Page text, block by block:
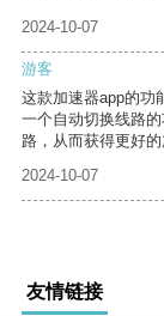
2024-10-07
游客
这款加速器app的功
一个自动切换线路
路，从而获得更好的
2024-10-07
友情链接